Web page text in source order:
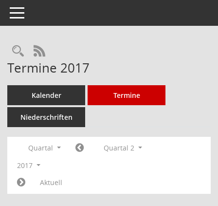
Toggle navigation
Rechercheauswahl
RSS-Feed
Termine 2017
Kalender Termine
Niederschriften
Quartal
Quartal 2
2017
Aktuell